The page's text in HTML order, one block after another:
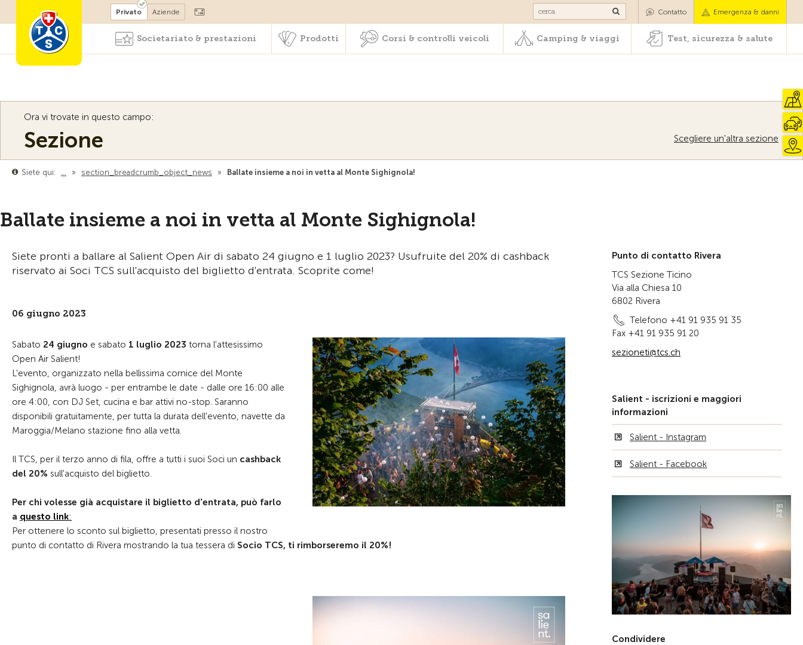
Diventare socio Corsi & controlli veicoli Camping & viaggi Test, sicurezza & salute
Privato Aziende Contatto Emergenza & danni
Societariato & prestazioni Prodotti Corsi & controlli veicoli Camping & viaggi Test, sicurezza & salute
Ora vi trovate in questo campo:
Sezione Scegliere un'altra sezione
Siete qui: … » section_breadcrumb_object_news » Ballate insieme a noi in vetta al Monte Sighignola!
Ballate insieme a noi in vetta al Monte Sighignola!
Siete pronti a ballare al Salient Open Air di sabato 24 giugno e 1 luglio 2023? Usufruite del 20% di cashback
riservato ai Soci TCS sull'acquisto del biglietto d'entrata. Scoprite come!
06 giugno 2023
Sabato 24 giugno e sabato 1 luglio 2023 torna l'attesissimo
Open Air Salient!
L'evento, organizzato nella bellissima cornice del Monte
Sighignola, avrà luogo - per entrambe le date - dalle ore 16:00 alle
ore 4:00, con DJ Set, cucina e bar attivi no-stop. Saranno
disponibili gratuitamente, per tutta la durata dell'evento, navette da
Maroggia/Melano stazione fino alla vetta.
Il TCS, per il terzo anno di fila, offre a tutti i suoi Soci un cashback
del 20% sull'acquisto del biglietto.
Per chi volesse già acquistare il biglietto d'entrata, può farlo
a questo link:
Per ottenere lo sconto sul biglietto, presentati presso il nostro
punto di contatto di Rivera mostrando la tua tessera di Socio TCS, ti rimborseremo il 20%!
Punto di contatto Rivera
TCS Sezione Ticino
Via alla Chiesa 10
6802 Rivera
Telefono +41 91 935 91 35
Fax +41 91 935 91 20
sezioneti@tcs.ch
Salient - iscrizioni e maggiori
informazioni
Salient - Instagram
Salient - Facebook
Condividere